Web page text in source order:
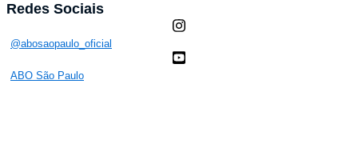
Redes Sociais
@abosaopaulo_oficial
ABO São Paulo